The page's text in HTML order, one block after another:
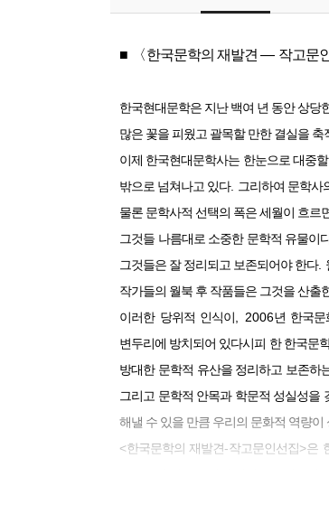
■ 〈한국문학의 재발견 ― 작고문
한국현대문학은 지난 백여 년 동안 상당
많은 꽃을 피웠고 괄목할 만한 결실을 축
이제 한국현대문학사는 한눈으로 대중
밖으로 넘쳐나고 있다. 그리하여 문학사
물론 문학사적 선택의 폭은 세월이 흐르
그것들 나름대로 소중한 문학적 유물이
그것들은 잘 정리되고 보존되어야 한다.
작가들의 월북 후 작품들은 그것을 산출
이러한 당위적 인식이 , 2006년 한국문
변두리에 방치되어 있다시피 한 한국문
방대한 문학적 유산을 정리하고 보존하
그리고 문학적 안목과 학문적 성실성을
해낼 수 있을 만큼 우리의 문화적 역량
<한국문학의 재발견- 작고문인선집>은